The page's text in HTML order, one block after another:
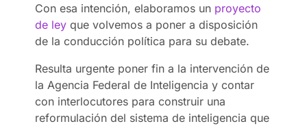
Con esa intención, elaboramos un proyecto
de ley que volvemos a poner a disposición
de la conducción política para su debate.
Resulta urgente poner fin a la intervención de
la Agencia Federal de Inteligencia y contar
con interlocutores para construir una
reformulación del sistema de inteligencia que